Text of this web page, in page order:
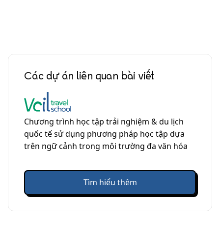
Các dự án liên quan bài viết
Chương trình học tập trải nghiệm & du lịch
quốc tế sử dụng phương pháp học tập dựa
trên ngữ cảnh trong môi trường đa văn hóa
Tìm hiểu thêm